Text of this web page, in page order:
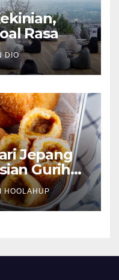
Rasa
DIO
Jepang
Gurih
HOOLAHUP